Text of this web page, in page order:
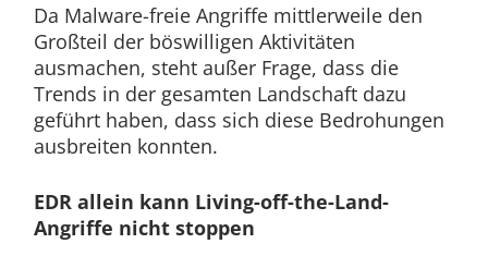
Da Malware-freie Angriffe mittlerweile den
Großteil der böswilligen Aktivitäten
ausmachen, steht außer Frage, dass die
Trends in der gesamten Landschaft dazu
geführt haben, dass sich diese Bedrohungen
ausbreiten konnten.
EDR allein kann Living-off-the-Land-
Angriffe nicht stoppen